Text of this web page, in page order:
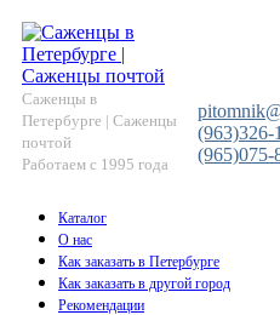
Саженцы в
Петербурге | Саженцы
почтой
Работаем с 1995 года
(963)326-
(965)075-
Каталог
О нас
Как заказать в Петербурге
Как заказать в другой город
Рекомендации